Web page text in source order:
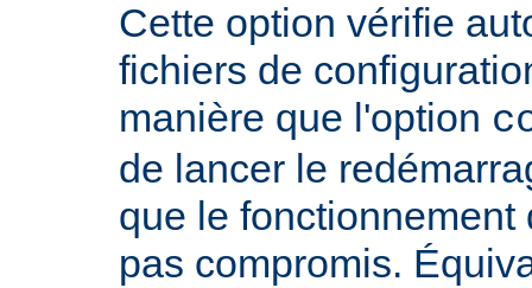
Cette option vérifie
fichiers de
manière que l'option
de lancer le
que le fonctionnement
pas compromis.